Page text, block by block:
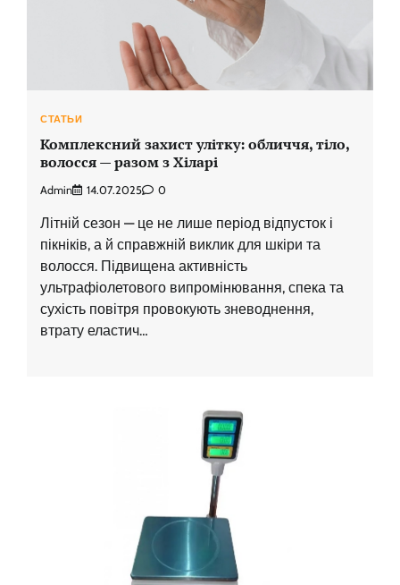
СТАТЬИ
Комплексний захист улітку: обличчя, тіло,
волосся — разом з Хіларі
Admin 14.07.2025 0
Літній сезон — це не лише період відпусток і
пікніків, а й справжній виклик для шкіри та
волосся. Підвищена активність
ультрафіолетового випромінювання, спека та
сухість повітря провокують зневоднення,
втрату еластич…